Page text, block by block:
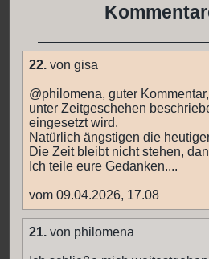
22. von gisa
@philomena, guter
unter Zeitgeschehen
eingesetzt wird.
Natürlich ängstigen die
Die Zeit bleibt nicht stehen,
Ich teile eure Gedanken....
vom 09.04.2026, 17.08
21. von philomena